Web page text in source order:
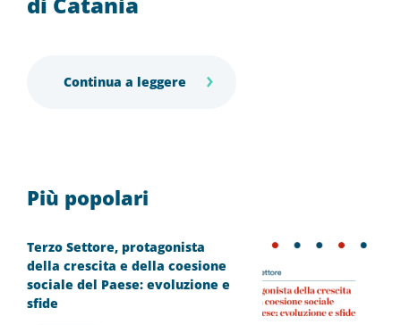
Continua a leggere
Più popolari
Terzo Settore, protagonista
della crescita e della coesione
sociale del Paese: evoluzione e
sfide